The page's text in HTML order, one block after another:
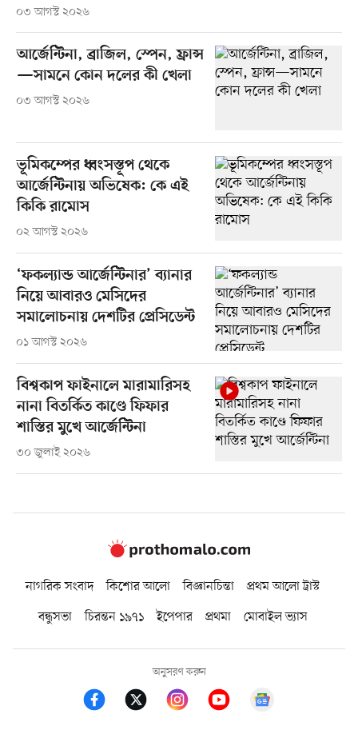
০৩ আগস্ট ২০২৬
আর্জেন্টিনা, ব্রাজিল, স্পেন, ফ্রান্স
—সামনে কোন দলের কী খেলা
০৩ আগস্ট ২০২৬
ভূমিকম্পের ধ্বংসস্তূপ থেকে
আর্জেন্টিনায় অভিষেক: কে এই
কিকি রামোস
০২ আগস্ট ২০২৬
‘ফকল্যান্ড আর্জেন্টিনার’ ব্যানার
নিয়ে আবারও মেসিদের
সমালোচনায় দেশটির প্রেসিডেন্ট
০১ আগস্ট ২০২৬
বিশ্বকাপ ফাইনালে মারামারিসহ
নানা বিতর্কিত কাণ্ডে ফিফার
শাস্তির মুখে আর্জেন্টিনা
৩০ জুলাই ২০২৬
নাগরিক সংবাদ কিশোর আলো বিজ্ঞানচিন্তা
প্রথম আলো ট্রাস্ট
বন্ধুসভা
চিরন্তন ১৯৭১ ইপেপার প্রথমা মোবাইল ভ্যাস
অনুসরণ করুন